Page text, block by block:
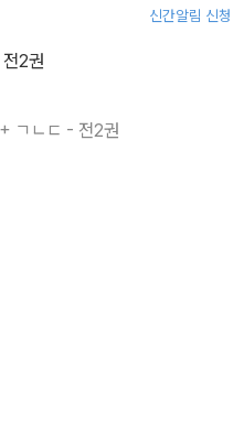
신간알림 신청
2권
ㄱㄴㄷ - 전2권